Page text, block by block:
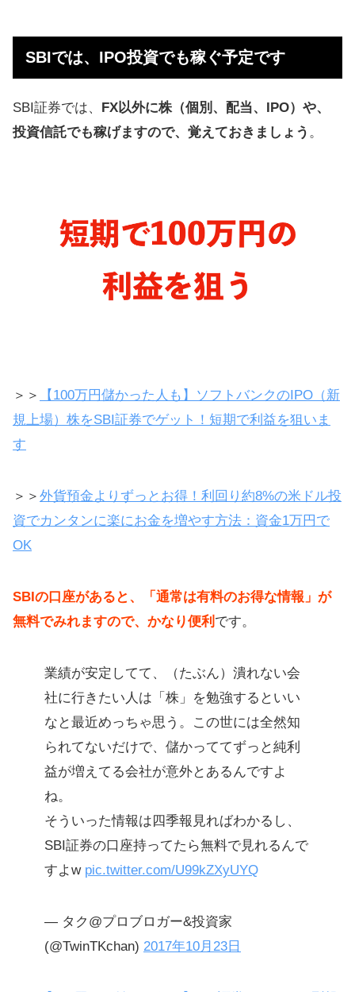
SBIでは、IPO投資でも稼ぐ予定です
SBI証券では、 FX以外に株（個別、配当、IPO）や、
投資信託でも稼げますので、覚えておきましょう 。
＞＞
【100万円儲かった人も】ソフトバンクのIPO（新
規上場）株をSBI証券でゲット！短期で利益を狙いま
す
＞＞ 外貨預金よりずっとお得！利回り約8%の米ドル投
資でカンタンに楽にお金を増やす方法：資金1万円で
OK
SBIの口座があると、「通常は有料のお得な情報」が
無料でみれますので、かなり便利 です。
業績が安定してて、（たぶん）潰れない会
社に行きたい人は「株」を勉強するといい
なと最近めっちゃ思う。この世には全然知
られてないだけで、儲かっててずっと純利
益が増えてる会社が意外とあるんですよ
ね。
そういった情報は四季報見ればわかるし、
SBI証券の口座持ってたら無料で見れるんで
すよw pic.twitter.com/U99kZXyUYQ
— タク@プロブロガー&投資家
(@TwinTKchan) 2017年10月23日